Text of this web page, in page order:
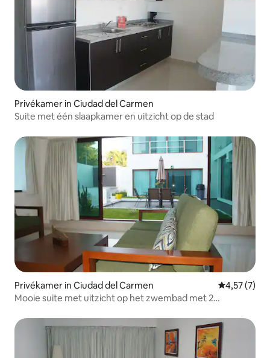
Privékamer in Ciudad del Carmen
Suite met één slaapkamer en uitzicht op de stad
Privékamer in Ciudad del Carmen
4,57 (7)
Mooie suite met uitzicht op het zwembad met 2